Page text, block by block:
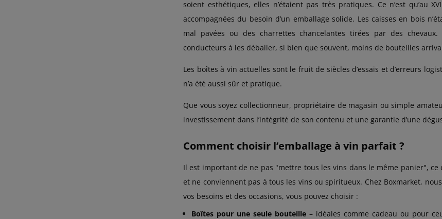
soient esthétiques, elles n’étaient pas très pratiques. Ce n’est qu’au
accompagnées du besoin d’un emballage solide. Les caisses en bois
mal pavées ou des charrettes chancelantes tirées par des
conducteurs à les déballer, si bien que souvent, moins de bouteilles
Les boîtes à vin actuelles sont le fruit de siècles d’essais et d’erreurs
n’a été aussi sûr et pratique.
Que vous soyez collectionneur, propriétaire de magasin ou simple
investissement dans l’intégrité de son contenu et une garantie d’une
Comment choisir l’emballage à vin parfait ?
Il est important de ne pas "mettre tous les vins dans le même panier",
et ne conviennent pas à tous les vins ou spiritueux. Chez Boxmarket,
vos besoins et des occasions, vous pouvez choisir :
Boîtes pour une seule bouteille – idéales comme cadeau ou pour